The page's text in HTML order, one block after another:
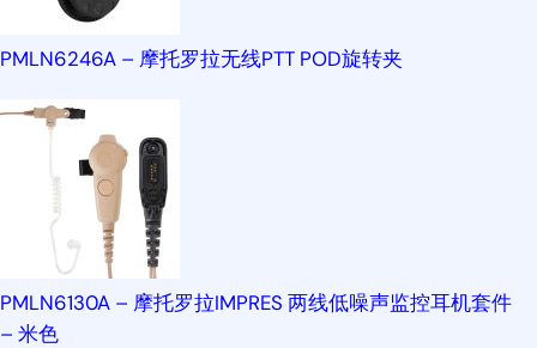
PMLN6246A – 摩托罗拉无线PTT POD旋转夹
PMLN6130A – 摩托罗拉IMPRES 两线低噪声监控耳机套件
– 米色